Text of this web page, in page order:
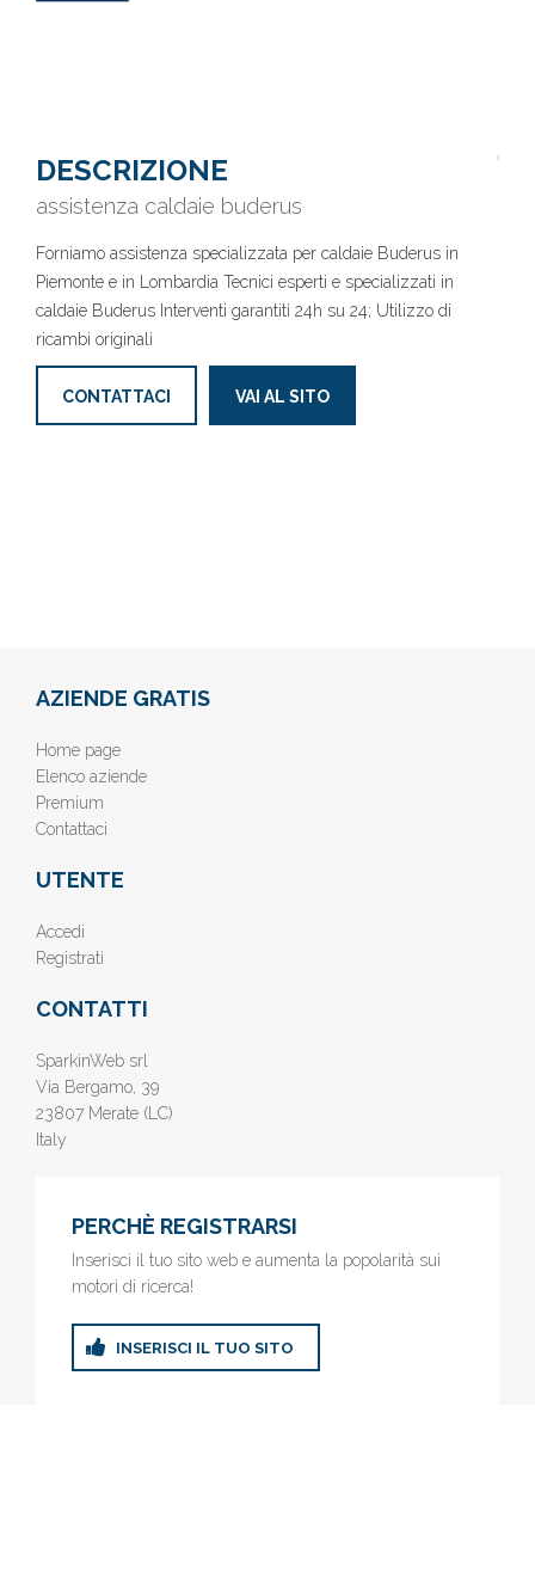
DESCRIZIONE
assistenza caldaie buderus
Forniamo assistenza specializzata per caldaie Buderus in
Piemonte e in Lombardia Tecnici esperti e specializzati in
caldaie Buderus Interventi garantiti 24h su 24; Utilizzo di
ricambi originali
CONTATTACI VAI AL SITO
AZIENDE GRATIS
Home page
Elenco aziende
Premium
Contattaci
UTENTE
Accedi
Registrati
CONTATTI
SparkinWeb srl
Via Bergamo, 39
23807 Merate (LC)
Italy
PERCHÈ REGISTRARSI
Inserisci il tuo sito web e aumenta la popolarità sui
motori di ricerca!
INSERISCI IL TUO SITO